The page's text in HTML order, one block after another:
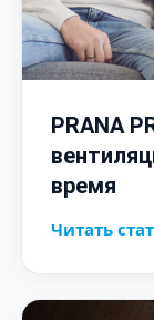
PRANA
время
Читать